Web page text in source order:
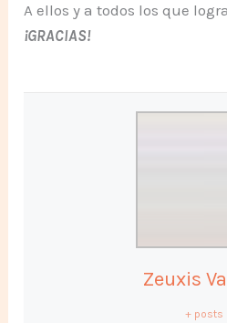
A ellos y a todos los que
¡GRACIAS!
Zeuxis
+ posts